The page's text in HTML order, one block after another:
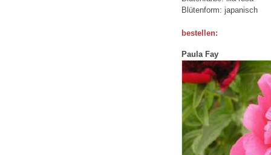
Blütenform: japanisch
bestellen:
Paula Fay